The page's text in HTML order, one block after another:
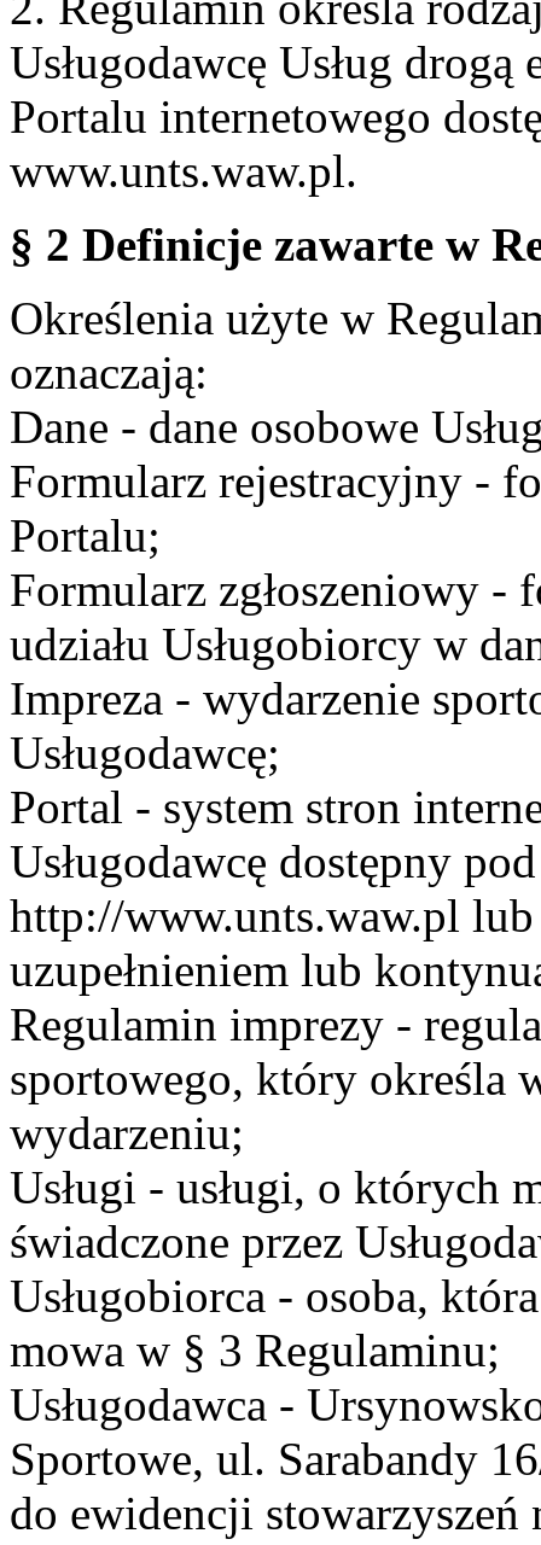
Usługodawcę Usług
Portalu internetowego
www.unts.waw.pl.
§ 2 Definicje zawarte w
Określenia użyte w
oznaczają:
Dane - dane osobowe
Formularz rejestracyjny -
Portalu;
Formularz zgłoszeniowy -
udziału Usługobiorcy w
Impreza - wydarzenie
Usługodawcę;
Portal - system stron
Usługodawcę dostępny
http://www.unts.waw.pl lub
uzupełnieniem lub
Regulamin imprezy -
sportowego, który określa
wydarzeniu;
Usługi - usługi, o których
świadczone przez
Usługobiorca - osoba,
mowa w § 3 Regulaminu;
Usługodawca -
Sportowe, ul. Sarabandy
do ewidencji stowarzyszeń